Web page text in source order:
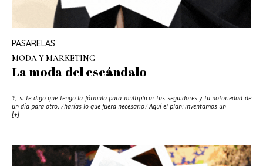
PASARELAS
MODA Y MARKETING
La moda del escándalo
Y, si te digo que tengo la fórmula para multiplicar tus seguidores y tu notoriedad de
un día para otro, ¿harías lo que fuera necesario? Aquí el plan: inventamos un
[+]